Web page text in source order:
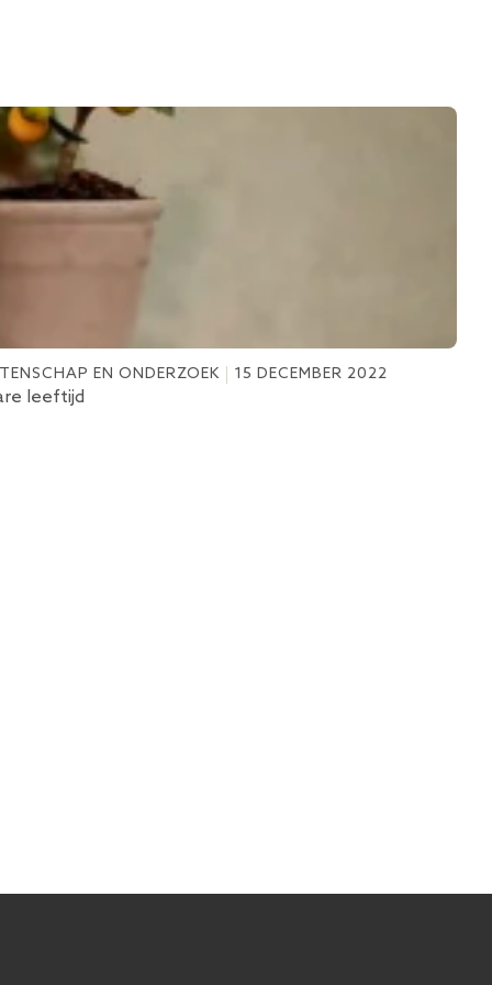
EN ONDERZOEK 15 DECEMBER 2022
leeftijd